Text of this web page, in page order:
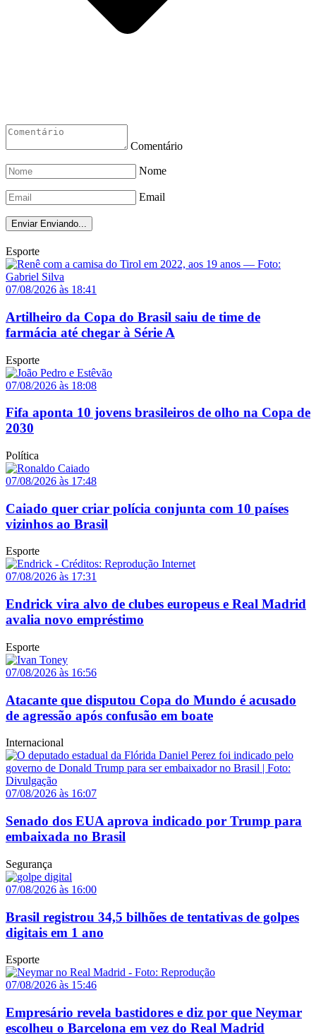
Comentário
Nome
Email
Enviar Enviando...
Esporte
07/08/2026 às 18:41
Artilheiro da Copa do Brasil saiu de time de
farmácia até chegar à Série A
Esporte
07/08/2026 às 18:08
Fifa aponta 10 jovens brasileiros de olho na Copa de
2030
Política
07/08/2026 às 17:48
Caiado quer criar polícia conjunta com 10 países
vizinhos ao Brasil
Esporte
07/08/2026 às 17:31
Endrick vira alvo de clubes europeus e Real Madrid
avalia novo empréstimo
Esporte
07/08/2026 às 16:56
Atacante que disputou Copa do Mundo é acusado
de agressão após confusão em boate
Internacional
07/08/2026 às 16:07
Senado dos EUA aprova indicado por Trump para
embaixada no Brasil
Segurança
07/08/2026 às 16:00
Brasil registrou 34,5 bilhões de tentativas de golpes
digitais em 1 ano
Esporte
07/08/2026 às 15:46
Empresário revela bastidores e diz por que Neymar
escolheu o Barcelona em vez do Real Madrid